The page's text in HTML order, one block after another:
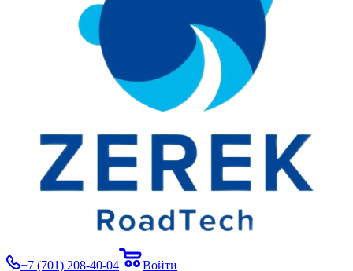
+7 (701) 208-40-04
Войти